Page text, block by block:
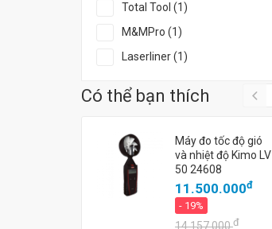
Total Tool (1)
M&MPro (1)
Laserliner (1)
Có thể bạn thích
Máy đo tốc độ gió
và nhiệt độ Kimo LV
50 24608
11.500.000đ
- 19%
14.157.000đ